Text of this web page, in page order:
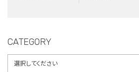
CATEGORY